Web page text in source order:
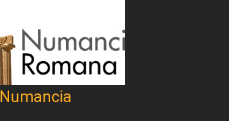
Numancia